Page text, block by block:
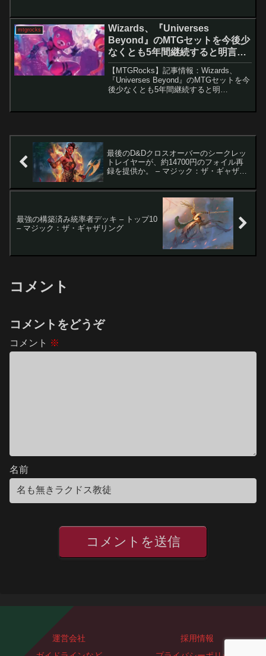
ラーシーズンが突如として始まりまし
た。今回は...
mtgrocks
Wizards、『Universes
Beyond』のMTGセットを今後少
なくとも5年間継続すると明言。
– マジック：ザ・ギャザリング
【MTGRocks】記事情報：Wizards、
『Universes Beyond』のMTGセットを今
後少なくとも5年間継続すると明
最後のD&Dクロスオーバーのシークレッ
トレイヤーが、約14700円のフォイル再
録を提供か。 – マジック：ザ・ギャザリ
最強の構築済み統率者デッキ – トップ10
– マジック：ザ・ギャザリング
コメント
コメントをどうぞ
コメント ※
名前
運営会社
採用情報